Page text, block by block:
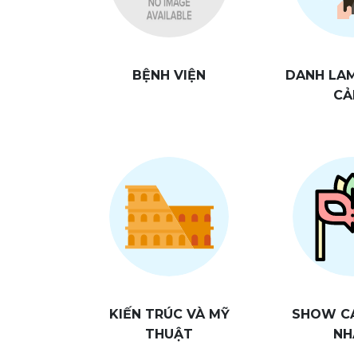
BỆNH VIỆN
DANH
KIẾN TRÚC VÀ MỸ
THUẬT
SHOW